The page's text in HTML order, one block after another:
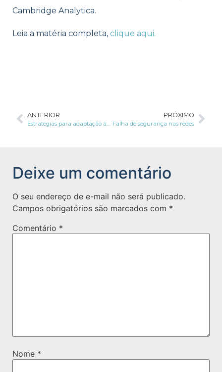
Cambridge Analytica.
Leia a matéria completa, clique aqui.
ANTERIOR PRÓXIMO
Falha de segurança nas redes
Deixe um comentário
O seu endereço de e-mail não será publicado.
Campos obrigatórios são marcados com *
Comentário *
Nome *